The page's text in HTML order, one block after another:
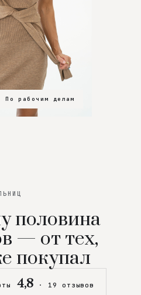
По рабочим делам
В зал
На особенный вечер
половина
— от тех,
покупал
4,8 · 19 отзывов